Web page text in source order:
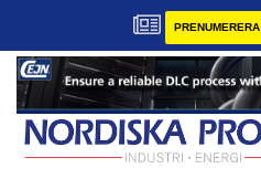
PRENUMERERA